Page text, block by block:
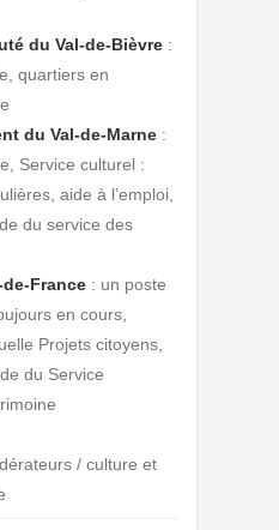
du Val-de-Bièvre :
quartiers en
du Val-de-Marne :
Service culturel :
aide à l’emploi,
du service des
France : un poste
en cours,
Projets citoyens,
du Service
/ culture et